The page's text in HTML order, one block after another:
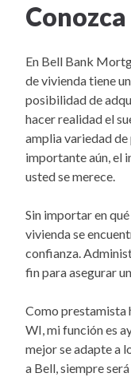
En Bell Bank
de vivienda tiene
posibilidad de
hacer realidad el
amplia variedad de
importante aún, el
usted se merece.
Sin importar en
vivienda se
confianza.
fin para asegurar
Como prestamista
WI, mi función es
mejor se adapte a
a Bell, siempre